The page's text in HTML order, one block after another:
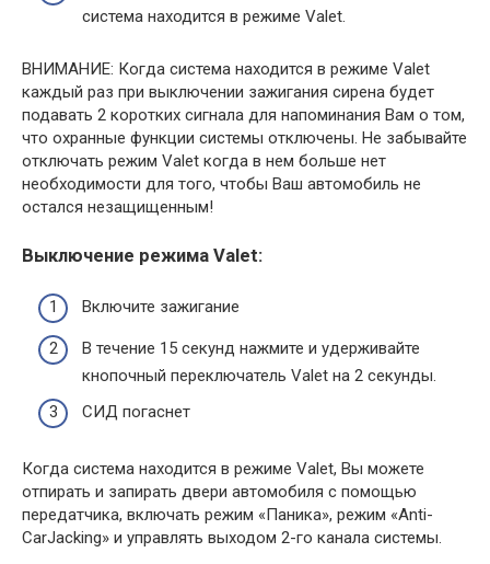
система находится в режиме Valet.
ВНИМАНИЕ: Когда система находится в режиме Valet
каждый раз при выключении зажигания сирена будет
подавать 2 коротких сигнала для напоминания Вам о том,
что охранные функции системы отключены. Не забывайте
отключать режим Valet когда в нем больше нет
необходимости для того, чтобы Ваш автомобиль не
остался незащищенным!
Выключение режима Valet:
Включите зажигание
В течение 15 секунд нажмите и удерживайте
кнопочный переключатель Valet на 2 секунды.
СИД погаснет
Когда система находится в режиме Valet, Вы можете
отпирать и запирать двери автомобиля с помощью
передатчика, включать режим «Паника», режим «Anti-
CarJacking» и управлять выходом 2-го канала системы.